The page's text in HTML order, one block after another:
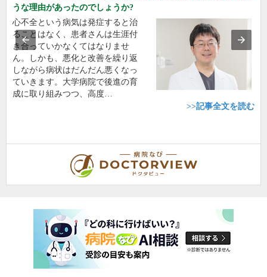
うな理由があったのでしょうか?
心不全という病気は発症すると治
ることはなく、患者さんは生涯付
き合っていかなくてはなりませ
ん。しかも、悪化と改善を繰り返
しながら病状はだんだん悪くなっ
ていきます。大学病院で後進の育
成に取り組みつつ、高度…
>>記事全文を読む